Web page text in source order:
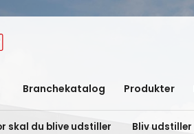
Branchekatalog Produkter
skal du blive udstiller Bliv udstiller